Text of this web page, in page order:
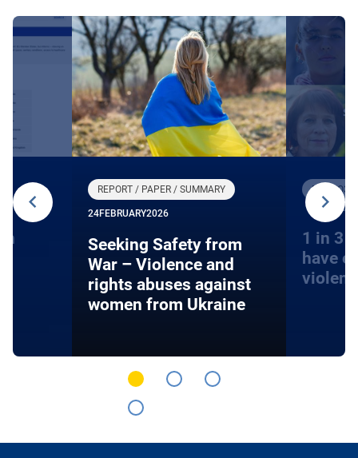
REPORT / PAPER / SUMMARY
24FEBRUARY2026
Seeking Safety from
War – Violence and
rights abuses against
women from Ukraine
15
1 in 3
have